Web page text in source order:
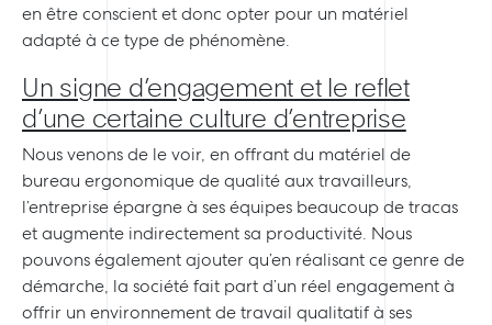
en être conscient et donc opter pour un matériel
adapté à ce type de phénomène.
Un signe d’engagement et le reflet
d’une certaine culture d’entreprise
Nous venons de le voir, en offrant du matériel de
bureau ergonomique de qualité aux travailleurs,
l’entreprise épargne à ses équipes beaucoup de tracas
et augmente indirectement sa productivité. Nous
pouvons également ajouter qu’en réalisant ce genre de
démarche, la société fait part d’un réel engagement à
offrir un environnement de travail qualitatif à ses